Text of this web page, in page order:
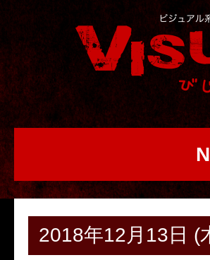
2018年12月13日 (